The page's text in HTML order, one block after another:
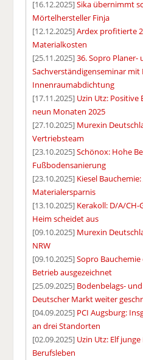
[16.12.2025]Sika übernimmt
Mörtelhersteller Finja
[12.12.2025]Ardex profitierte
Materialkosten
[25.11.2025]36. Sopro Planer-
Sachverständigenseminar mit
Innenraumabdichtung
[17.11.2025] Uzin Utz: Positive
neun Monaten 2025
[27.10.2025] Murexin
Vertriebsteam
[23.10.2025]Schönox: Hohe
Fußbodensanierung
[23.10.2025] Kiesel
Materialersparnis
[13.10.2025] Kerakoll: D/A/
Heim scheidet aus
[09.10.2025] Murexin
NRW
[09.10.2025]Sopro
Betrieb ausgezeichnet
[25.09.2025] Bodenbelags-
Deutscher Markt weiter
[04.09.2025] PCI Augsburg:
an drei Standorten
[02.09.2025] Uzin Utz: Elf
Berufsleben